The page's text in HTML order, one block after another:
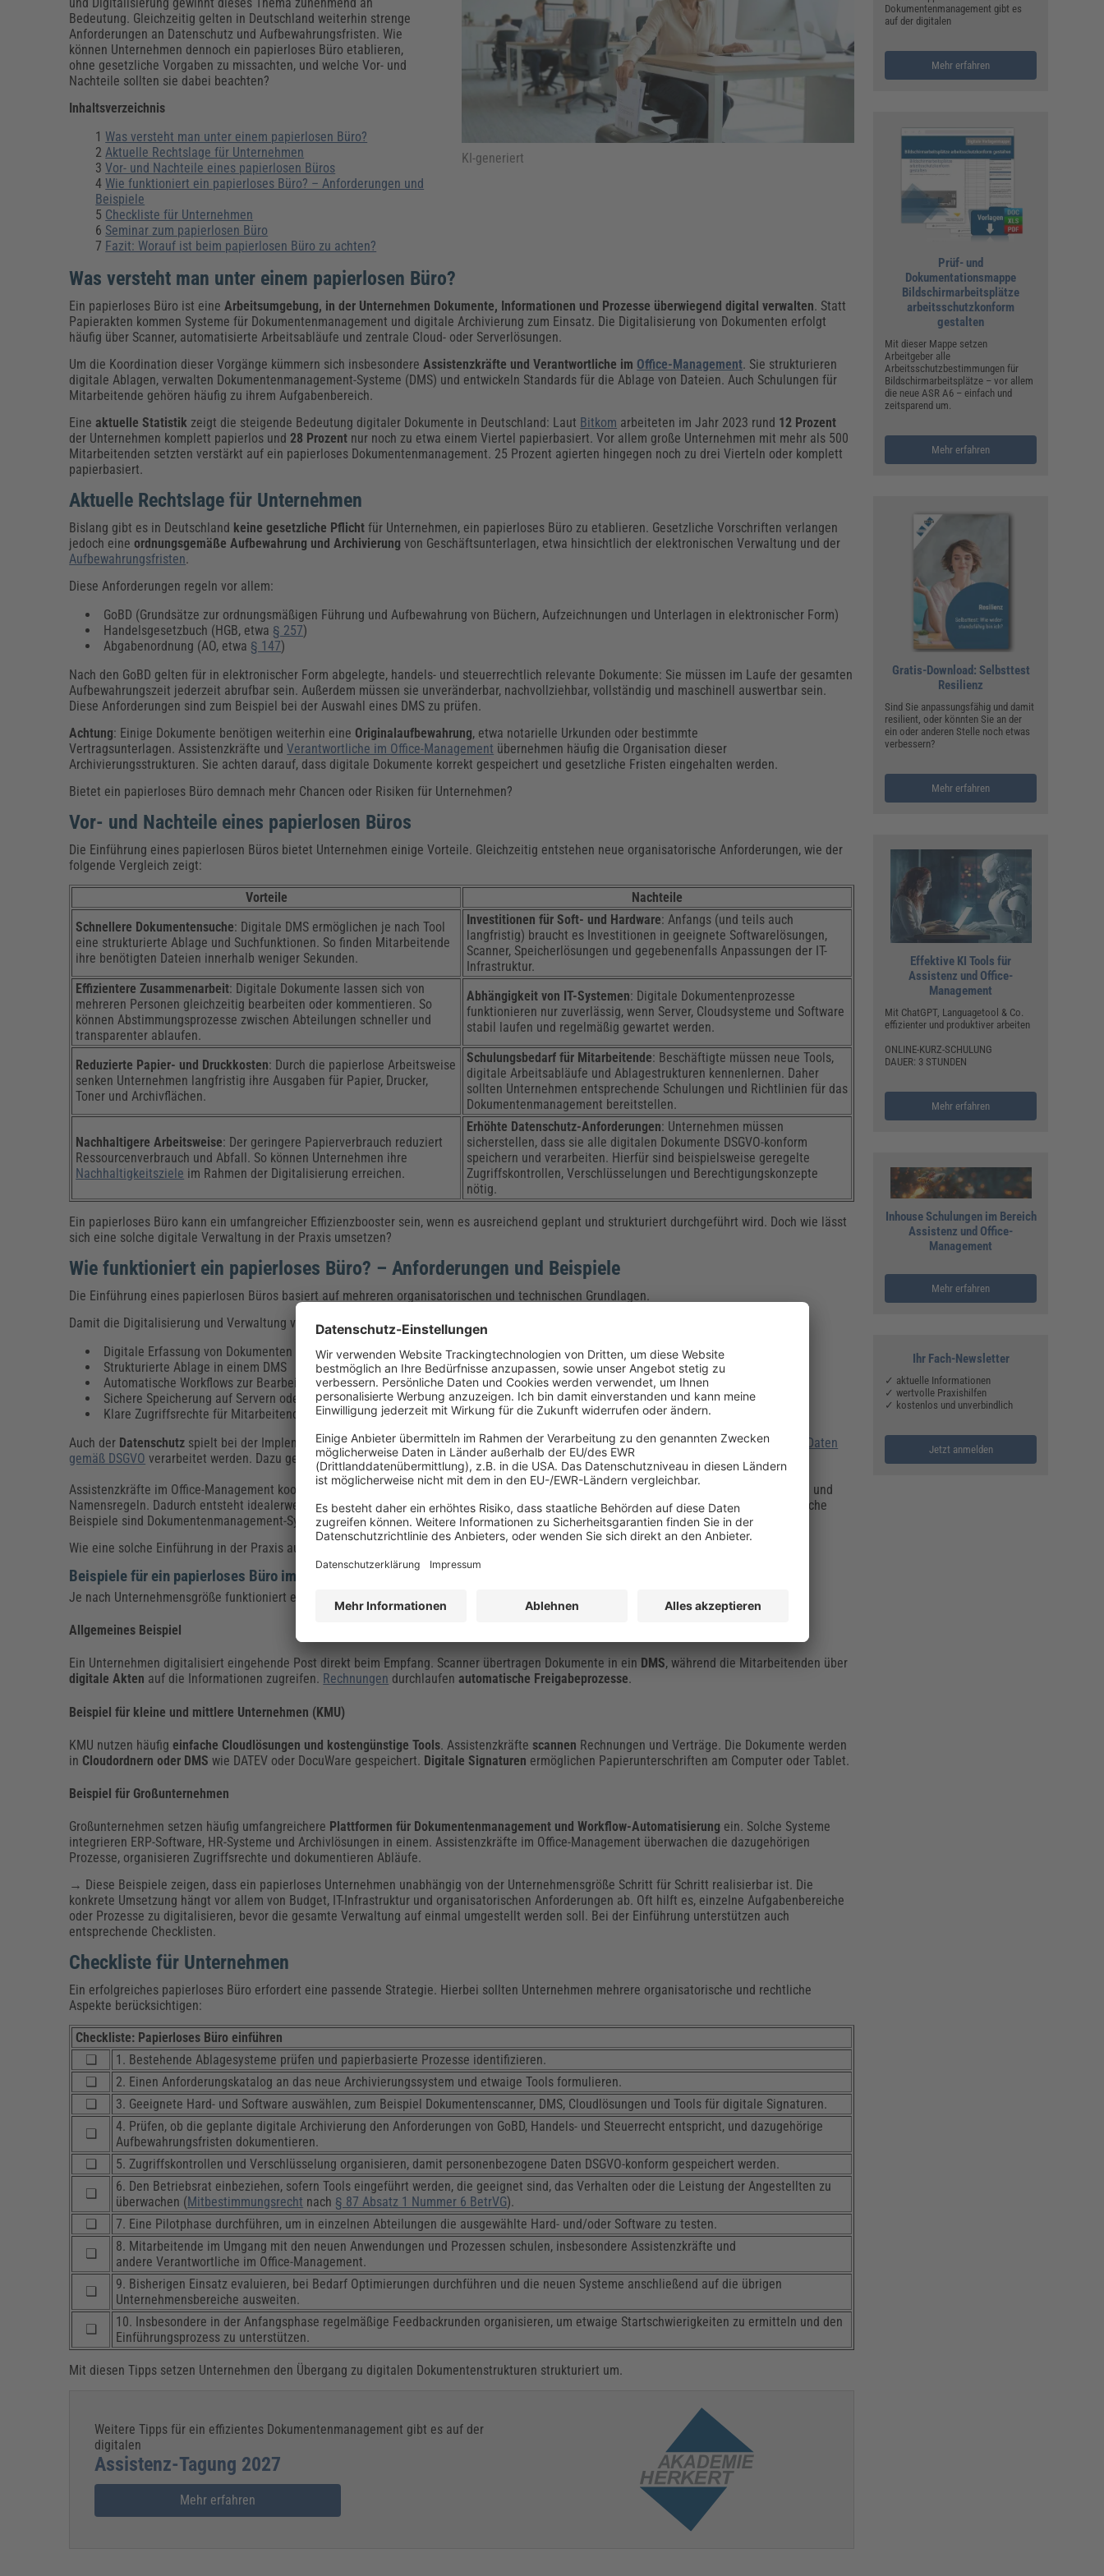
Energie & Umwelt
Führung & Management
Gesundheit & Pflege
Kommunales
Fachpublikationen & Arbeitshilfen
Bauhof
Hausmeister & Haustechnik
Grünflächen
Vergaberecht
Verkehrsrecht
Weiterbildungen (AKADEMIE HERKERT)
Bau, Immobilien & Gebäudemanagement
Künstliche Intelligenz
Weiterbildungen (AKADEMIE HERKERT)
Künstliche Intelligenz
Fachpublikationen & Arbeitshilfen
Personalwesen Weiterbildungen (AKADEMIE HERKERT)
Personal, Ausbildung & Recht
Reisekosten und Finanzen
Weiterbildungen (AKADEMIE HERKERT)
Reisekosten & Finanzen
Fachpublikationen & Arbeitshilfen
Zollabwicklung & Exportabwicklung Zollverfahren & Zollvorschriften
Weiterbildungen (AKADEMIE HERKERT)
Zoll & Export
KI-generiert
Bedeutung. Gleichzeitig gelten in Deutschland weiterhin strenge
Anforderungen an Datenschutz und Aufbewahrungsfristen. Wie
können Unternehmen dennoch ein papierloses Büro etablieren,
ohne gesetzliche Vorgaben zu missachten, und welche Vor- und
Nachteile sollten sie dabei beachten?
Inhaltsverzeichnis
Was versteht man unter einem papierlosen Büro?
Aktuelle Rechtslage für Unternehmen
Vor- und Nachteile eines papierlosen Büros
Wie funktioniert ein papierloses Büro? – Anforderungen und
Beispiele
Checkliste für Unternehmen
Seminar zum papierlosen Büro
Fazit: Worauf ist beim papierlosen Büro zu achten?
Was versteht man unter einem papierlosen Büro?
Ein papierloses Büro ist eineArbeitsumgebung, in der Unternehmen Dokumente, Informationen und Prozesse überwiegend digital verwalten. Statt
Papierakten kommen Systeme für Dokumentenmanagement und digitale Archivierung zum Einsatz. Die Digitalisierung von Dokumenten erfolgt
häufig über Scanner, automatisierte Arbeitsabläufe und zentrale Cloud- oder Serverlösungen.
Um die Koordination dieser Vorgänge kümmern sich insbesondereAssistenzkräfte und Verantwortliche im Office-Management. Sie strukturieren
digitale Ablagen, verwalten Dokumentenmanagement-Systeme (DMS) und entwickeln Standards für die Ablage von Dateien. Auch Schulungen für
Mitarbeitende gehören häufig zu ihrem Aufgabenbereich.
Eineaktuelle Statistik zeigt die steigende Bedeutung digitaler Dokumente in Deutschland: Laut Bitkom arbeiteten im Jahr 2023 rund 12 Prozent
der Unternehmen komplett papierlos und28 Prozent nur noch zu etwa einem Viertel papierbasiert. Vor allem große Unternehmen mit mehr als 500
Mitarbeitenden setzten verstärkt auf ein papierloses Dokumentenmanagement. 25 Prozent agierten hingegen noch zu drei Vierteln oder komplett
papierbasiert.
Aktuelle Rechtslage für Unternehmen
Bislang gibt es in Deutschland keine gesetzliche Pflicht für Unternehmen, ein papierloses Büro zu etablieren. Gesetzliche Vorschriften verlangen
jedoch eineordnungsgemäße Aufbewahrung und Archivierung von Geschäftsunterlagen, etwa hinsichtlich der elektronischen Verwaltung und der
Aufbewahrungsfristen.
Diese Anforderungen regeln vor allem:
GoBD (Grundsätze zur ordnungsmäßigen Führung und Aufbewahrung von Büchern, Aufzeichnungen und Unterlagen in elektronischer Form)
Handelsgesetzbuch (HGB, etwa § 257)
Abgabenordnung (AO, etwa § 147)
Nach den GoBD gelten für in elektronischer Form abgelegte, handels- und steuerrechtlich relevante Dokumente: Sie müssen im Laufe der gesamten
Aufbewahrungszeit jederzeit abrufbar sein. Außerdem müssen sie unveränderbar, nachvollziehbar, vollständig und maschinell auswertbar sein.
Diese Anforderungen sind zum Beispiel bei der Auswahl eines DMS zu prüfen.
Achtung: Einige Dokumente benötigen weiterhin eine Originalaufbewahrung, etwa notarielle Urkunden oder bestimmte
Vertragsunterlagen. Assistenzkräfte undVerantwortliche im Office-Management übernehmen häufig die Organisation dieser
Archivierungsstrukturen. Sie achten darauf, dass digitale Dokumente korrekt gespeichert und gesetzliche Fristen eingehalten werden.
Bietet ein papierloses Büro demnach mehr Chancen oder Risiken für Unternehmen?
Vor- und Nachteile eines papierlosen Büros
Die Einführung eines papierlosen Büros bietet Unternehmen einige Vorteile. Gleichzeitig entstehen neue organisatorische Anforderungen, wie der
folgende Vergleich zeigt:
Vorteile
Nachteile
Schnellere Dokumentensuche: Digitale DMS ermöglichen je nach Tool
eine strukturierte Ablage und Suchfunktionen. So finden Mitarbeitende
ihre benötigten Dateien innerhalb weniger Sekunden.
Investitionen für Soft- und Hardware: Anfangs (und teils auch
langfristig) braucht es Investitionen in geeignete Softwarelösungen,
Scanner, Speicherlösungen und gegebenenfalls Anpassungen der IT-
Infrastruktur.
Effizientere Zusammenarbeit: Digitale Dokumente lassen sich von
mehreren Personen gleichzeitig bearbeiten oder kommentieren. So
können Abstimmungsprozesse zwischen Abteilungen schneller und
transparenter ablaufen.
Abhängigkeit von IT-Systemen: Digitale Dokumentenprozesse
funktionieren nur zuverlässig, wenn Server, Cloudsysteme und Software
stabil laufen und regelmäßig gewartet werden.
Reduzierte Papier- und Druckkosten: Durch die papierlose Arbeitsweise
senken Unternehmen langfristig ihre Ausgaben für Papier, Drucker,
Toner und Archivflächen.
Schulungsbedarf für Mitarbeitende: Beschäftigte müssen neue Tools,
digitale Arbeitsabläufe und Ablagestrukturen kennenlernen. Daher
sollten Unternehmen entsprechende Schulungen und Richtlinien für das
Dokumentenmanagement bereitstellen.
Nachhaltigere Arbeitsweise: Der geringere Papierverbrauch reduziert
Ressourcenverbrauch und Abfall. So können Unternehmen ihre
Nachhaltigkeitsziele im Rahmen der Digitalisierung erreichen.
Erhöhte Datenschutz-Anforderungen: Unternehmen müssen
sicherstellen, dass sie alle digitalen Dokumente DSGVO-konform
speichern und verarbeiten. Hierfür sind beispielsweise geregelte
Zugriffskontrollen, Verschlüsselungen und Berechtigungskonzepte
nötig.
Ein papierloses Büro kann ein umfangreicher Effizienzbooster sein, wenn es ausreichend geplant und strukturiert durchgeführt wird. Doch wie lässt
sich eine solche digitale Verwaltung in der Praxis umsetzen?
Wie funktioniert ein papierloses Büro? – Anforderungen und Beispiele
Die Einführung eines papierlosen Büros basiert auf mehreren organisatorischen und technischen Grundlagen.
Damit die Digitalisierung und Verwaltung von Dokumenten gelingt, helfen unter anderem folgende Prozesse:
Digitale Erfassung von Dokumenten durch Scanner oder Apps
Strukturierte Ablage in einem DMS
Automatische Workflows zur Bearbeitung und Freigabe
Sichere Speicherung auf Servern oder inCloudsystemen
Klare Zugriffsrechte für Mitarbeitende
Auch der Datenschutz spielt bei der Implementierung eine wesentliche Rolle. Unternehmen müssen sicherstellen, dasspersonenbezogene Daten
gemäß DSGVO verarbeitet werden. Dazu gehören etwa verschlüsselte Speicherlösungen, Zugriffskontrollen und regelmäßige Backups.
Assistenzkräfte im Office-Management koordinieren häufig diese Dokumentenstruktur. Sie definieren Ordnerstrukturen, Ablagekonventionen und
Namensregeln. Dadurch entsteht idealerweise eine übersichtliche digitale Umgebung.Technische Toolsunterstützen diese Prozesse. Typische
Beispiele sind Dokumentenmanagement-Systeme, digitale Signatursoftware und Kollaborationstools für Teams.
Wie eine solche Einführung in der Praxis aussehen kann, zeigen folgende fiktive Beispiele.
Beispiele für ein papierloses Büro im Unternehmen
Je nach Unternehmensgröße funktioniert ein papierloses Büro unterschiedlich, folgt jedoch denselben Grundprinzipien.
Allgemeines Beispiel
Ein Unternehmen digitalisiert eingehende Post direkt beim Empfang. Scanner übertragen Dokumente in ein DMS, während die Mitarbeitenden über
digitale Akten auf die Informationen zugreifen. Rechnungen durchlaufenautomatische Freigabeprozesse.
Beispiel für kleine und mittlere Unternehmen (KMU)
KMU nutzen häufigeinfache Cloudlösungen und kostengünstige Tools. Assistenzkräftescannen Rechnungen und Verträge. Die Dokumente werden
in Cloudordnern oder DMSwie DATEV oder DocuWare gespeichert. Digitale Signaturen ermöglichen Papierunterschriften am Computer oder Tablet.
Beispiel für Großunternehmen
Großunternehmen setzen häufig umfangreichere Plattformen für Dokumentenmanagement und Workflow-Automatisierung ein. Solche Systeme
integrieren ERP-Software, HR-Systeme und Archivlösungen in einem. Assistenzkräfte im Office-Management überwachen die dazugehörigen
Prozesse, organisieren Zugriffsrechte und dokumentieren Abläufe.
→ Diese Beispiele zeigen, dass ein papierloses Unternehmen unabhängig von der Unternehmensgröße Schritt für Schritt realisierbar ist. Die
konkrete Umsetzung hängt vor allem von Budget, IT-Infrastruktur und organisatorischen Anforderungen ab. Oft hilft es, einzelne Aufgabenbereiche
oder Prozesse zu digitalisieren, bevor die gesamte Verwaltung auf einmal umgestellt werden soll. Bei der Einführung unterstützen auch
entsprechende Checklisten.
Checkliste für Unternehmen
Ein erfolgreiches papierloses Büro erfordert eine passende Strategie. Hierbei sollten Unternehmen mehrere organisatorische und rechtliche
Aspekte berücksichtigen:
Checkliste: Papierloses Büro einführen
❏
1. Bestehende Ablagesysteme prüfen und papierbasierte Prozesse identifizieren.
❏
2. Einen Anforderungskatalog an das neue Archivierungssystem und etwaige Tools formulieren.
❏
3. Geeignete Hard- und Software auswählen, zum Beispiel Dokumentenscanner, DMS, Cloudlösungen und Tools für digitale Signaturen.
❏
4. Prüfen, ob die geplante digitale Archivierung den Anforderungen von GoBD, Handels- und Steuerrecht entspricht, und dazugehörige
Aufbewahrungsfristen dokumentieren.
❏
5. Zugriffskontrollen und Verschlüsselung organisieren, damit personenbezogene Daten DSGVO-konform gespeichert werden.
❏
6. Den Betriebsrat einbeziehen, sofern Tools eingeführt werden, die geeignet sind, das Verhalten oder die Leistung der Angestellten zu
überwachen (Mitbestimmungsrecht nach § 87 Absatz 1 Nummer 6 BetrVG).
❏
7. Eine Pilotphase durchführen, um in einzelnen Abteilungen die ausgewählte Hard- und/oder Software zu testen.
❏
8. Mitarbeitende im Umgang mit den neuen Anwendungen und Prozessen schulen, insbesondere Assistenzkräfte und
andere Verantwortliche im Office-Management.
❏
9. Bisherigen Einsatz evaluieren, bei Bedarf Optimierungen durchführen und die neuen Systeme anschließend auf die übrigen
Unternehmensbereiche ausweiten.
❏
10. Insbesondere in der Anfangsphase regelmäßige Feedbackrunden organisieren, um etwaige Startschwierigkeiten zu ermitteln und den
Einführungsprozess zu unterstützen.
Mit diesen Tipps setzen Unternehmen den Übergang zu digitalen Dokumentenstrukturen strukturiert um.
Weitere Tipps für ein effizientes Dokumentenmanagement gibt es auf der
digitalen
Assistenz-Tagung 2027
Mehr erfahren
Dokumentenmanagement gibt es
auf der digitalen
Mehr erfahren
Prüf- und
Dokumentationsmappe
Bildschirmarbeitsplätze
arbeitsschutzkonform
gestalten
Mit dieser Mappe setzen
Arbeitgeber alle
Arbeitsschutzbestimmungen für
Bildschirmarbeitsplätze – vor allem
die neue ASR A6 – einfach und
zeitsparend um.
Mehr erfahren
Gratis-Download: Selbsttest
Resilienz
Sind Sie anpassungsfähig und damit
resilient, oder könnten Sie an der
ein oder anderen Stelle noch etwas
verbessern?
Mehr erfahren
Effektive KI Tools für
Assistenz und Office-
Management
Mit ChatGPT, Languagetool & Co.
effizienter und produktiver arbeiten
ONLINE-KURZ-SCHULUNG
DAUER: 3 STUNDEN
Mehr erfahren
Inhouse Schulungen im Bereich
Assistenz und Office-
Management
Mehr erfahren
Ihr Fach-Newsletter
✓ aktuelle Informationen
✓ wertvolle Praxishilfen
✓ kostenlos und unverbindlich
Jetzt anmelden